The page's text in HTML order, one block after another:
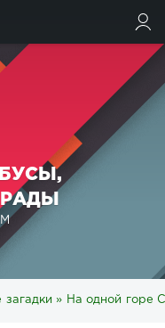
загадки » На одной горе